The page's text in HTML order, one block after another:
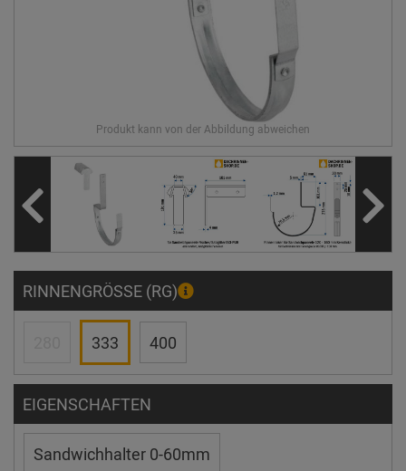
RINNENGRÖSSE (RG)
333 400
EIGENSCHAFTEN
Sandwichhalter 0-60mm